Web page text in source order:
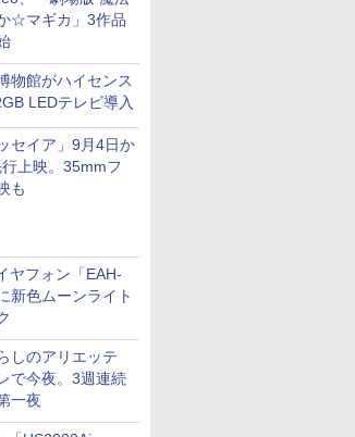
☆マギカ」3作品
物館がハイセンス
LEDテレビ導入
セイア」9月4日か
上映。35mmフ
も
ヤフォン「EAH-
新色ムーンライト
しのアリエッテ
で今夜。3週連続
一夜